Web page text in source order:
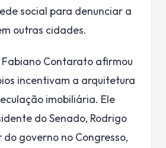
social para denunciar a
outras cidades.
Contarato afirmou
incentivam a arquitetura
imobiliária. Ele
do Senado, Rodrigo
do governo no Congresso,